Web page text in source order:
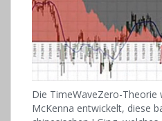
Die TimeWaveZero-Theorie
McKenna entwickelt, diese